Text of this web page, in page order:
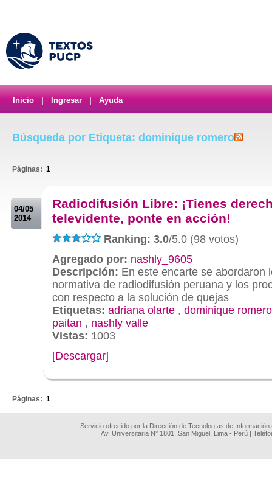
Inicio Ingresar Ayuda
Búsqueda por Etiqueta: dominique romero
Páginas: 1
04/05
2014
Radiodifusión Libre: ¡Tienes
televidente, ponte en acción!
Ranking: 3.0/5.0 (98 votos)
Agregado por: nashly_9605
Descripción: En este encarte se abordaron
normativa de radiodifusión peruana y los
con respecto a la solución de quejas
Etiquetas: adriana olarte , dominique romero
paitan , nashly valle
Vistas: 1003
[Descargar]
Páginas: 1
Servicio ofrecido por la Dirección de Tecnologías de
Av. Universitaria N° 1801, San Miguel, Lima - Perú |